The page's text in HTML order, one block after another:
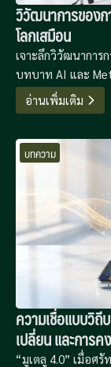
วิวัฒนาการของ
โลกเสมือน
เจาะลึกวิวัฒนาการ
บทบาท AI และ
พร้อมข้อเสนอแนะเ
และสร้างประสิทธิภ
อ่านเพิ่มเติม
บทความ
ความเชื่อแบบวิ
เปลี่ยน และการ
“มูเตลู 4.0” เมื่อศ